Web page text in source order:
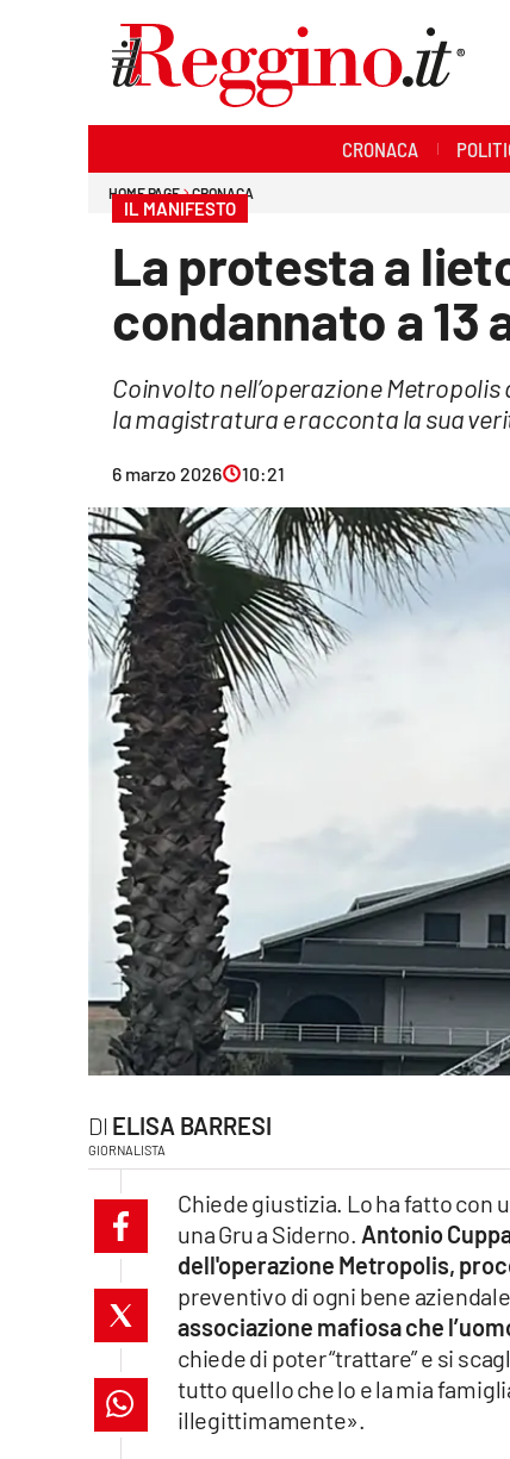
lacitymag.it
catanzarochannel.it
lacapitalenews.it
CRONACA
HOME PAGE CRONACA
IL MANIFESTO
La protesta a
condannato a 13
Coinvolto nell’operazione
la magistratura e racconta la sua
6 marzo 2026 10:21
ELISA BARRESI
GIORNALISTA
Chiede giustizia. Lo ha fatto con
una Gru a Siderno. Antonio
dell'operazione Metropolis,
preventivo di ogni bene
associazione mafiosa che
chiede di poter “trattare” e si
tutto quello che lo e la mia
illegittimamente».